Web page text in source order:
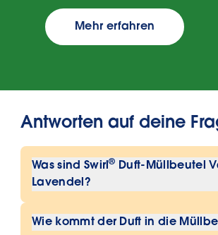
Mehr erfahren
Antworten auf deine
Was sind Swirl®
Duft-Müllbeutel
Lavendel?
Swirl Duft-Müllbeutel
sind Müllbeutel, die mit
Wie kommt der Duft in die